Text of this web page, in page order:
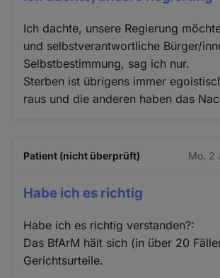
Ich dachte, unsere Regierung
und selbstverantwortliche Bürger/
Selbstbestimmung, sag ich nur.
Sterben ist übrigens immer
raus und die anderen haben das
Patient (nicht überprüft) Mo. 2
Habe ich es richtig
Habe ich es richtig verstanden?:
Das BfArM hält sich (in über 20
Gerichtsurteile.